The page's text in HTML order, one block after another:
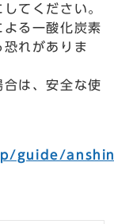
てください。
る一酸化炭素
れがありま
は、安全な使
guide/